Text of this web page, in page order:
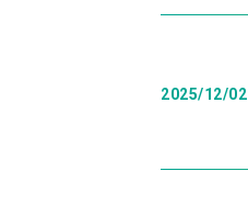
2025/12/02